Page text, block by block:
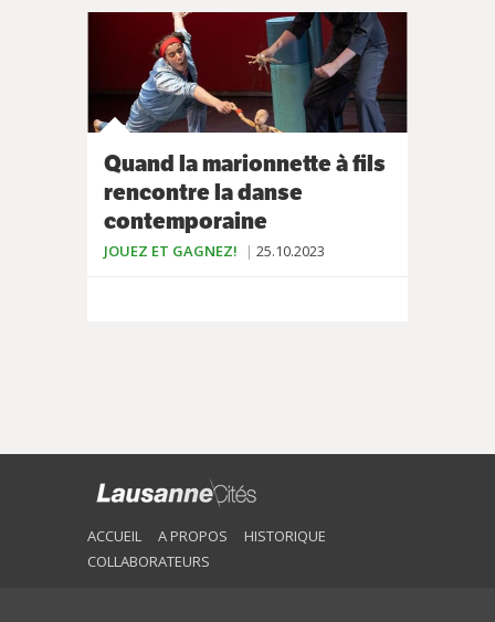
Quand la marionnette à fils
rencontre la danse
contemporaine
JOUEZ ET GAGNEZ! 25.10.2023
ACCUEIL A PROPOS
HISTORIQUE
COLLABORATEURS